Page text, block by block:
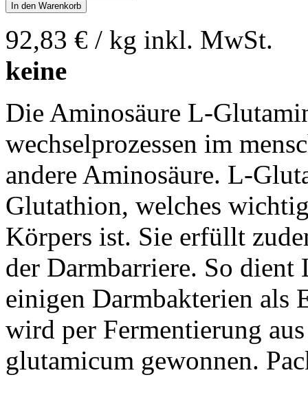
In den Warenkorb
92,83 € / kg inkl. MwSt.
keine
Die Aminosäure L-
wechselprozessen im
andere Aminosäure. L-
Glutathion, welches
Körpers ist. Sie erfüllt
der Darmbarriere. So
einigen Darmbakterien als
wird per Fermentierung
glutamicum gewonnen.